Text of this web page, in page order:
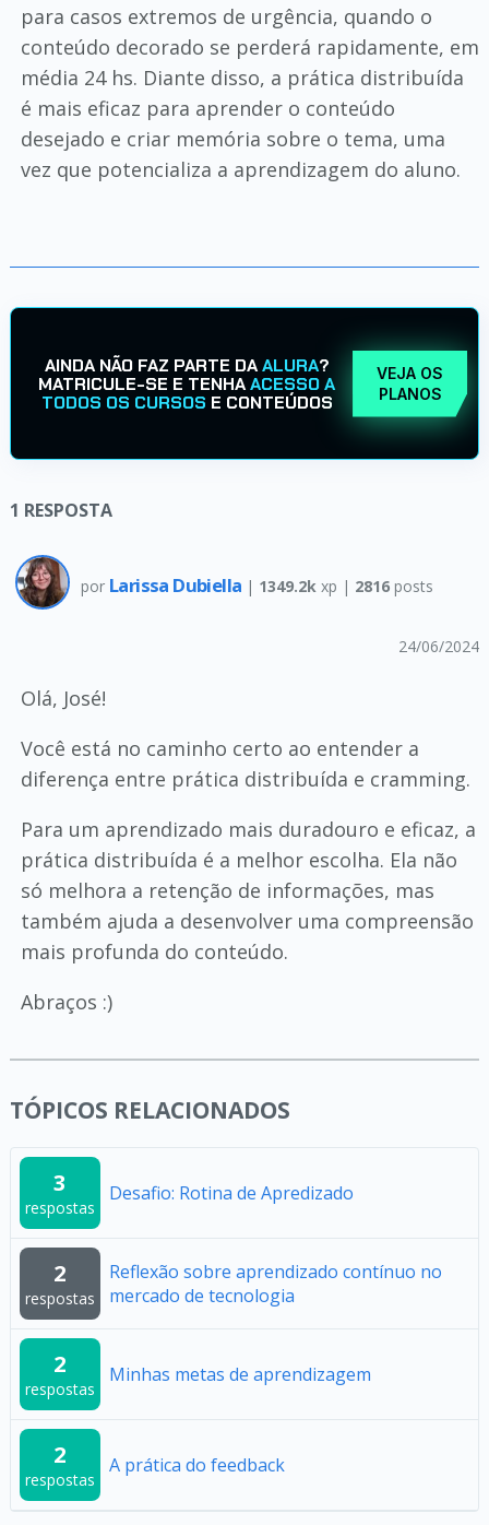
para casos extremos de urgência, quando o
conteúdo decorado se perderá rapidamente, em
média 24 hs. Diante disso, a prática distribuída
é mais eficaz para aprender o conteúdo
desejado e criar memória sobre o tema, uma
vez que potencializa a aprendizagem do aluno.
AINDA NÃO FAZ PARTE DAALURA?
MATRICULE-SE E TENHAACESSO A
TODOS OS CURSOS E CONTEÚDOS
VEJA OS
PLANOS
1 RESPOSTA
por Larissa Dubiella | 1349.2k xp | 2816posts
24/06/2024
Olá, José!
Você está no caminho certo ao entender a
diferença entre prática distribuída e cramming.
Para um aprendizado mais duradouro e eficaz, a
prática distribuída é a melhor escolha. Ela não
só melhora a retenção de informações, mas
também ajuda a desenvolver uma compreensão
mais profunda do conteúdo.
Abraços :)
TÓPICOS RELACIONADOS
3
respostas
Desafio: Rotina de Apredizado
2
respostas
Reflexão sobre aprendizado contínuo no
mercado de tecnologia
2
respostas
Minhas metas de aprendizagem
2
respostas
A prática do feedback